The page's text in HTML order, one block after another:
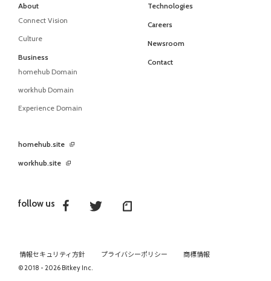
follow us
About
Connect Vision
Culture
Business
homehub Domain
workhub Domain
Experience Domain
Technologies
Careers
Newsroom
Contact
homehub.site
workhub.site
情報セキュリティ方針 プライバシーポリシー
商標情報
© 2018 - 2026 Bitkey Inc.